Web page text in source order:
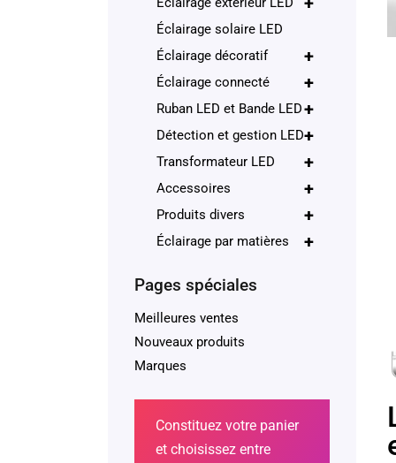
Éclairage solaire LED
+
Éclairage décoratif
+
Éclairage connecté
+
Ruban LED et Bande LED
+
Détection et gestion LED
+
Transformateur LED
+
Accessoires
+
Produits divers
+
Éclairage par matières
Pages spéciales
Meilleures ventes
Nouveaux produits
Marques
Constituez votre panier
et choisissez entre